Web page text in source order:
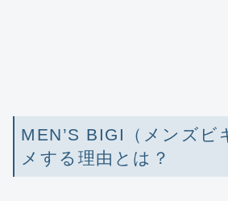
MEN’S BIGI（メンズビ
メする理由とは？